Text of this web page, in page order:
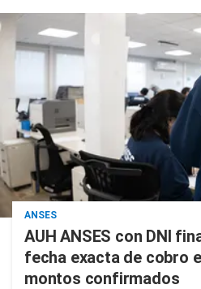
ANSES
AUH ANSES con DNI
fecha exacta de cobro
montos confirmados